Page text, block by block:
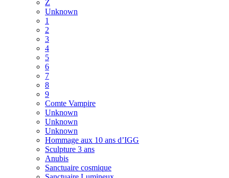
Z
Unknown
1
2
3
4
5
6
7
8
9
Comte Vampire
Unknown
Unknown
Unknown
Hommage aux 10 ans d’IGG
Sculpture 3 ans
Anubis
Sanctuaire cosmique